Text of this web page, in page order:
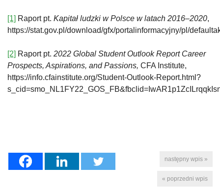
[1] Raport pt. Kapitał ludzki w Polsce w latach 2016–2020,
https://stat.gov.pl/download/gfx/portalinformacyjny/pl/
[2] Raport pt. 2022 Global Student Outlook Report Career
Prospects, Aspirations, and Passions, CFA Institute,
https://info.cfainstitute.org/Student-Outlook-Report.html?
następny wpis »
« poprzedni wpis